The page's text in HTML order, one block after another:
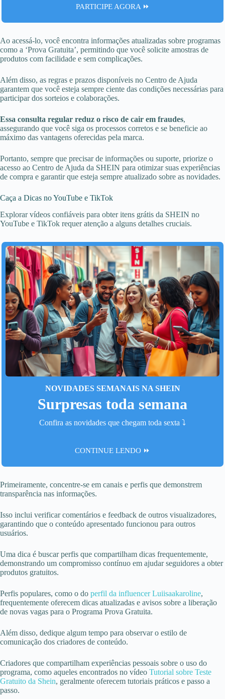
PARTICIPE AGORA ⏩
Ao acessá-lo, você encontra informações atualizadas sobre programas
como a ‘Prova Gratuita’, permitindo que você solicite amostras de
produtos com facilidade e sem complicações.
Além disso, as regras e prazos disponíveis no Centro de Ajuda
garantem que você esteja sempre ciente das condições necessárias para
participar dos sorteios e colaborações.
Essa consulta regular reduz o risco de cair em fraudes,
assegurando que você siga os processos corretos e se beneficie ao
máximo das vantagens oferecidas pela marca.
Portanto, sempre que precisar de informações ou suporte, priorize o
acesso ao Centro de Ajuda da SHEIN para otimizar suas experiências
de compra e garantir que esteja sempre atualizado sobre as novidades.
Caça a Dicas no YouTube e TikTok
Explorar vídeos confiáveis para obter itens grátis da SHEIN no
YouTube e TikTok requer atenção a alguns detalhes cruciais.
NOVIDADES SEMANAIS NA SHEIN
Surpresas toda semana
Confira as novidades que chegam toda sexta ⤵️
CONTINUE LENDO ⏩
Primeiramente, concentre-se em canais e perfis que demonstrem
transparência nas informações.
Isso inclui verificar comentários e feedback de outros visualizadores,
garantindo que o conteúdo apresentado funcionou para outros
usuários.
Uma dica é buscar perfis que compartilham dicas frequentemente,
demonstrando um compromisso contínuo em ajudar seguidores a obter
produtos gratuitos.
Perfis populares, como o do perfil da influencer Luiisaakaroline,
frequentemente oferecem dicas atualizadas e avisos sobre a liberação
de novas vagas para o Programa Prova Gratuita.
Além disso, dedique algum tempo para observar o estilo de
comunicação dos criadores de conteúdo.
Criadores que compartilham experiências pessoais sobre o uso do
programa, como aqueles encontrados no vídeo Tutorial sobre Teste
Gratuito da Shein, geralmente oferecem tutoriais práticos e passo a
passo.